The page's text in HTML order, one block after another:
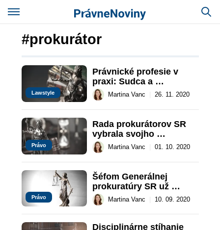
#prokurátor
Lawstyle
Právnické profesie v
praxi: Sudca a
prokurátor
Martina Vanc 26. 11. 2020
Právo
Rada prokurátorov SR
vybrala svojho
kandidáta na post
generálneho prokurátora
Martina Vanc 01. 10. 2020
Právo
Šéfom Generálnej
prokuratúry SR už
nebude musieť byť len
prokurátor
Martina Vanc 10. 09. 2020
Disciplinárne stíhanie